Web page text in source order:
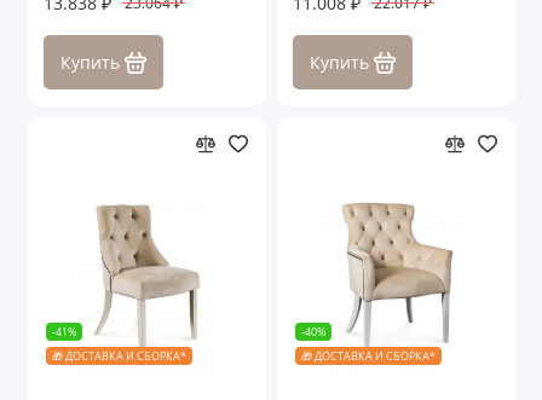
Купить Купить
-41%
🎁 ДОСТАВКА И СБОРКА*
-40%
🎁 ДОСТАВКА И СБОРКА*